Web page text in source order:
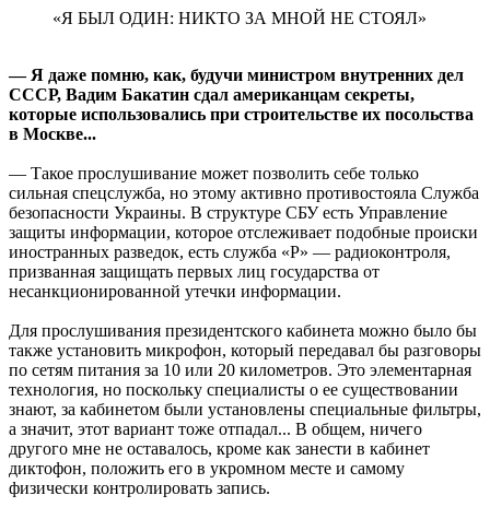
«Я БЫЛ ОДИН: НИКТО ЗА МНОЙ НЕ СТОЯЛ»
— Я даже помню, как, будучи министром внутренних дел
СССР, Вадим Бакатин сдал американцам секреты,
которые использовались при строительстве их посольства
в Москве...
— Такое прослушивание может позволить себе только
сильная спецслужба, но этому активно противостояла Служба
безопасности Украины. В структуре СБУ есть Управление
защиты информации, которое отслеживает подобные происки
иностранных разведок, есть служба «Р» — радиоконтроля,
призванная защищать первых лиц государства от
несанкционированной утечки информации.
Для прослушивания президентского кабинета можно было бы
также установить микрофон, который передавал бы разговоры
по сетям питания за 10 или 20 километров. Это элементарная
технология, но поскольку специалисты о ее существовании
знают, за кабинетом были установлены специальные фильтры,
а значит, этот вариант тоже отпадал... В общем, ничего
другого мне не оставалось, кроме как занести в кабинет
диктофон, положить его в укромном месте и самому
физически контролировать запись.